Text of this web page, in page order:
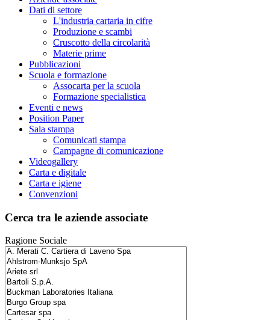
Dati di settore
L'industria cartaria in cifre
Produzione e scambi
Cruscotto della circolarità
Materie prime
Pubblicazioni
Scuola e formazione
Assocarta per la scuola
Formazione specialistica
Eventi e news
Position Paper
Sala stampa
Comunicati stampa
Campagne di comunicazione
Videogallery
Carta e digitale
Carta e igiene
Convenzioni
Cerca tra le aziende associate
Ragione Sociale